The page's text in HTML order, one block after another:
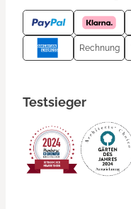
Rechnung
Testsieger